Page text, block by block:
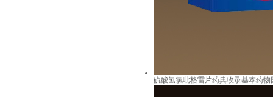
硫酸氢氯吡格雷片药典收录基本药